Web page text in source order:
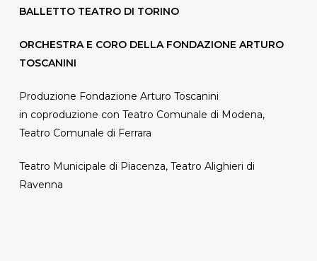
BALLETTO TEATRO DI TORINO
ORCHESTRA E CORO DELLA FONDAZIONE ARTURO
TOSCANINI
Produzione Fondazione Arturo Toscanini
in coproduzione con Teatro Comunale di Modena,
Teatro Comunale di Ferrara
Teatro Municipale di Piacenza, Teatro Alighieri di
Ravenna